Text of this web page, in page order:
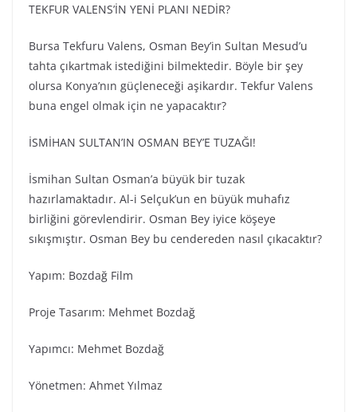
TEKFUR VALENS’İN YENİ PLANI NEDİR?
Bursa Tekfuru Valens, Osman Bey’in Sultan Mesud’u
tahta çıkartmak istediğini bilmektedir. Böyle bir şey
olursa Konya’nın güçleneceği aşikardır. Tekfur Valens
buna engel olmak için ne yapacaktır?
İSMİHAN SULTAN’IN OSMAN BEY’E TUZAĞI!
İsmihan Sultan Osman’a büyük bir tuzak
hazırlamaktadır. Al-i Selçuk’un en büyük muhafız
birliğini görevlendirir. Osman Bey iyice köşeye
sıkışmıştır. Osman Bey bu cendereden nasıl çıkacaktır?
Yapım: Bozdağ Fi̇lm
Proje Tasarım: Mehmet Bozdağ
Yapımcı: Mehmet Bozdağ
Yönetmen: Ahmet Yılmaz